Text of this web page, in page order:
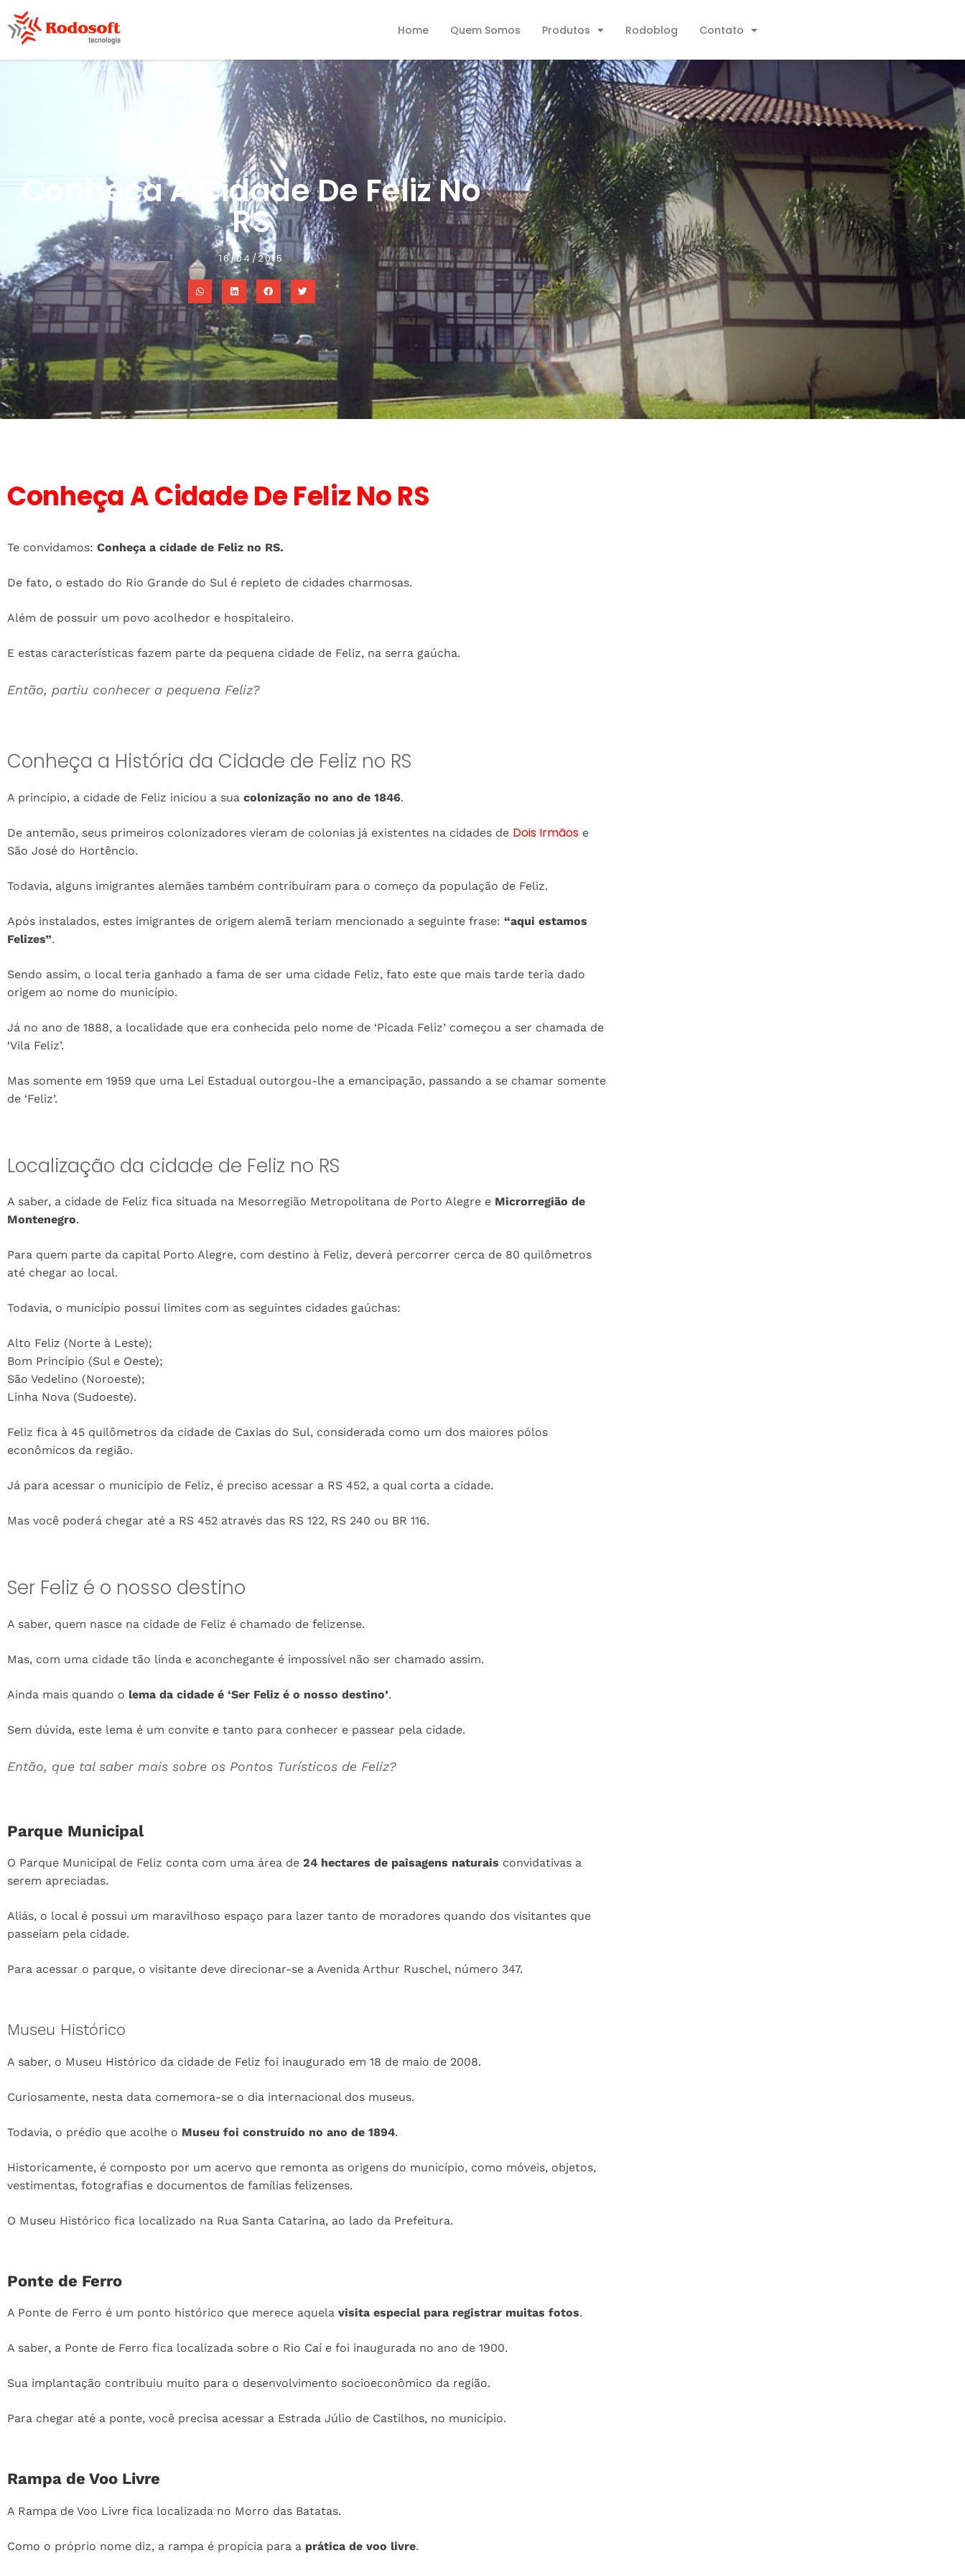
Home Quem Somos Produtos Rodoblog Contato
Conheça A Cidade De Feliz No
RS
16/04/2015
Conheça A Cidade De Feliz No RS
Te convidamos: Conheça a cidade de Feliz no RS.
De fato, o estado do Rio Grande do Sul é repleto de cidades charmosas.
Além de possuir um povo acolhedor e hospitaleiro.
E estas características fazem parte da pequena cidade de Feliz, na serra gaúcha.
Então, partiu conhecer a pequena Feliz?
Conheça a História da Cidade de Feliz no RS
A princípio, a cidade de Feliz iniciou a sua colonização no ano de 1846.
De antemão, seus primeiros colonizadores vieram de colonias já existentes na cidades de Dois Irmãos e
São José do Hortêncio.
Todavia, alguns imigrantes alemães também contribuíram para o começo da população de Feliz.
Após instalados, estes imigrantes de origem alemã teriam mencionado a seguinte frase: “aqui estamos
Felizes”.
Sendo assim, o local teria ganhado a fama de ser uma cidade Feliz, fato este que mais tarde teria dado
origem ao nome do município.
Já no ano de 1888, a localidade que era conhecida pelo nome de ‘Picada Feliz’ começou a ser chamada de
‘Vila Feliz’.
Mas somente em 1959 que uma Lei Estadual outorgou-lhe a emancipação, passando a se chamar somente
de ‘Feliz’.
Localização da cidade de Feliz no RS
A saber, a cidade de Feliz fica situada na Mesorregião Metropolitana de Porto Alegre e Microrregião de
Montenegro.
Para quem parte da capital Porto Alegre, com destino à Feliz, deverá percorrer cerca de 80 quilômetros
até chegar ao local.
Todavia, o município possui limites com as seguintes cidades gaúchas:
Alto Feliz (Norte à Leste);
Bom Princípio (Sul e Oeste);
São Vedelino (Noroeste);
Linha Nova (Sudoeste).
Feliz fica à 45 quilômetros da cidade de Caxias do Sul, considerada como um dos maiores pólos
econômicos da região.
Já para acessar o município de Feliz, é preciso acessar a RS 452, a qual corta a cidade.
Mas você poderá chegar até a RS 452 através das RS 122, RS 240 ou BR 116.
Ser Feliz é o nosso destino
A saber, quem nasce na cidade de Feliz é chamado de felizense.
Mas, com uma cidade tão linda e aconchegante é impossível não ser chamado assim.
Ainda mais quando o lema da cidade é ‘Ser Feliz é o nosso destino’.
Sem dúvida, este lema é um convite e tanto para conhecer e passear pela cidade.
Então, que tal saber mais sobre os Pontos Turísticos de Feliz?
Parque Municipal
O Parque Municipal de Feliz conta com uma área de 24 hectares de paisagens naturais convidativas a
serem apreciadas.
Aliás, o local é possui um maravilhoso espaço para lazer tanto de moradores quando dos visitantes que
passeiam pela cidade.
Para acessar o parque, o visitante deve direcionar-se a Avenida Arthur Ruschel, número 347.
Museu Histórico
A saber, o Museu Histórico da cidade de Feliz foi inaugurado em 18 de maio de 2008.
Curiosamente, nesta data comemora-se o dia internacional dos museus.
Todavia, o prédio que acolhe o Museu foi construído no ano de 1894.
Historicamente, é composto por um acervo que remonta as origens do município, como móveis, objetos,
vestimentas, fotografias e documentos de famílias felizenses.
O Museu Histórico fica localizado na Rua Santa Catarina, ao lado da Prefeitura.
Ponte de Ferro
A Ponte de Ferro é um ponto histórico que merece aquela visita especial para registrar muitas fotos.
A saber, a Ponte de Ferro fica localizada sobre o Rio Caí e foi inaugurada no ano de 1900.
Sua implantação contribuiu muito para o desenvolvimento socioeconômico da região.
Para chegar até a ponte, você precisa acessar a Estrada Júlio de Castilhos, no município.
Rampa de Voo Livre
A Rampa de Voo Livre fica localizada no Morro das Batatas.
Como o próprio nome diz, a rampa é propícia para a prática de voo livre.